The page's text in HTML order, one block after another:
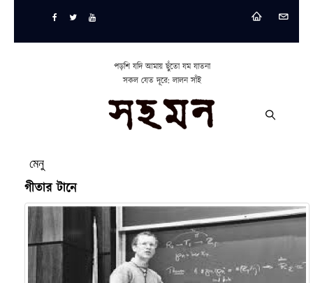
পড়শি যদি আমায় ছুঁতো যম যাতনা
সকল যেত দূরে: লালন সাঁই
মেনু
গীতার টানে